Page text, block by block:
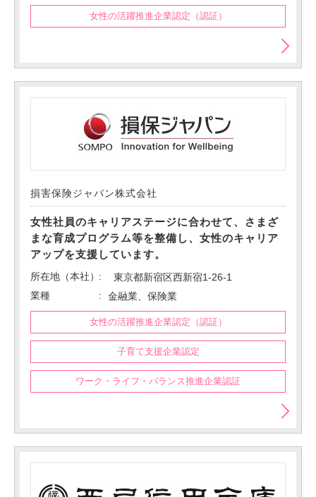
女性の活躍推進企業認定（認証）
損害保険ジャパン株式会社
女性社員のキャリアステージに合わせて、さまざ
まな育成プログラム等を整備し、女性のキャリア
アップを支援しています。
所在地（本社）
東京都新宿区西新宿1-26-1
業種
金融業、保険業
女性の活躍推進企業認定（認証）
子育て支援企業認定
ワーク・ライフ・バランス推進企業認証